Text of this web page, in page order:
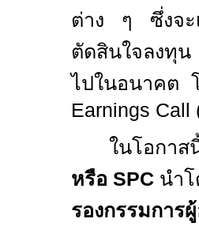
ต่าง ๆ ซึ่งจะ
ตัดสินใจลงทุน
ไปในอนาคต
Earnings Call
ในโอกาส
หรือ SPC นำ
รองกรรมการ